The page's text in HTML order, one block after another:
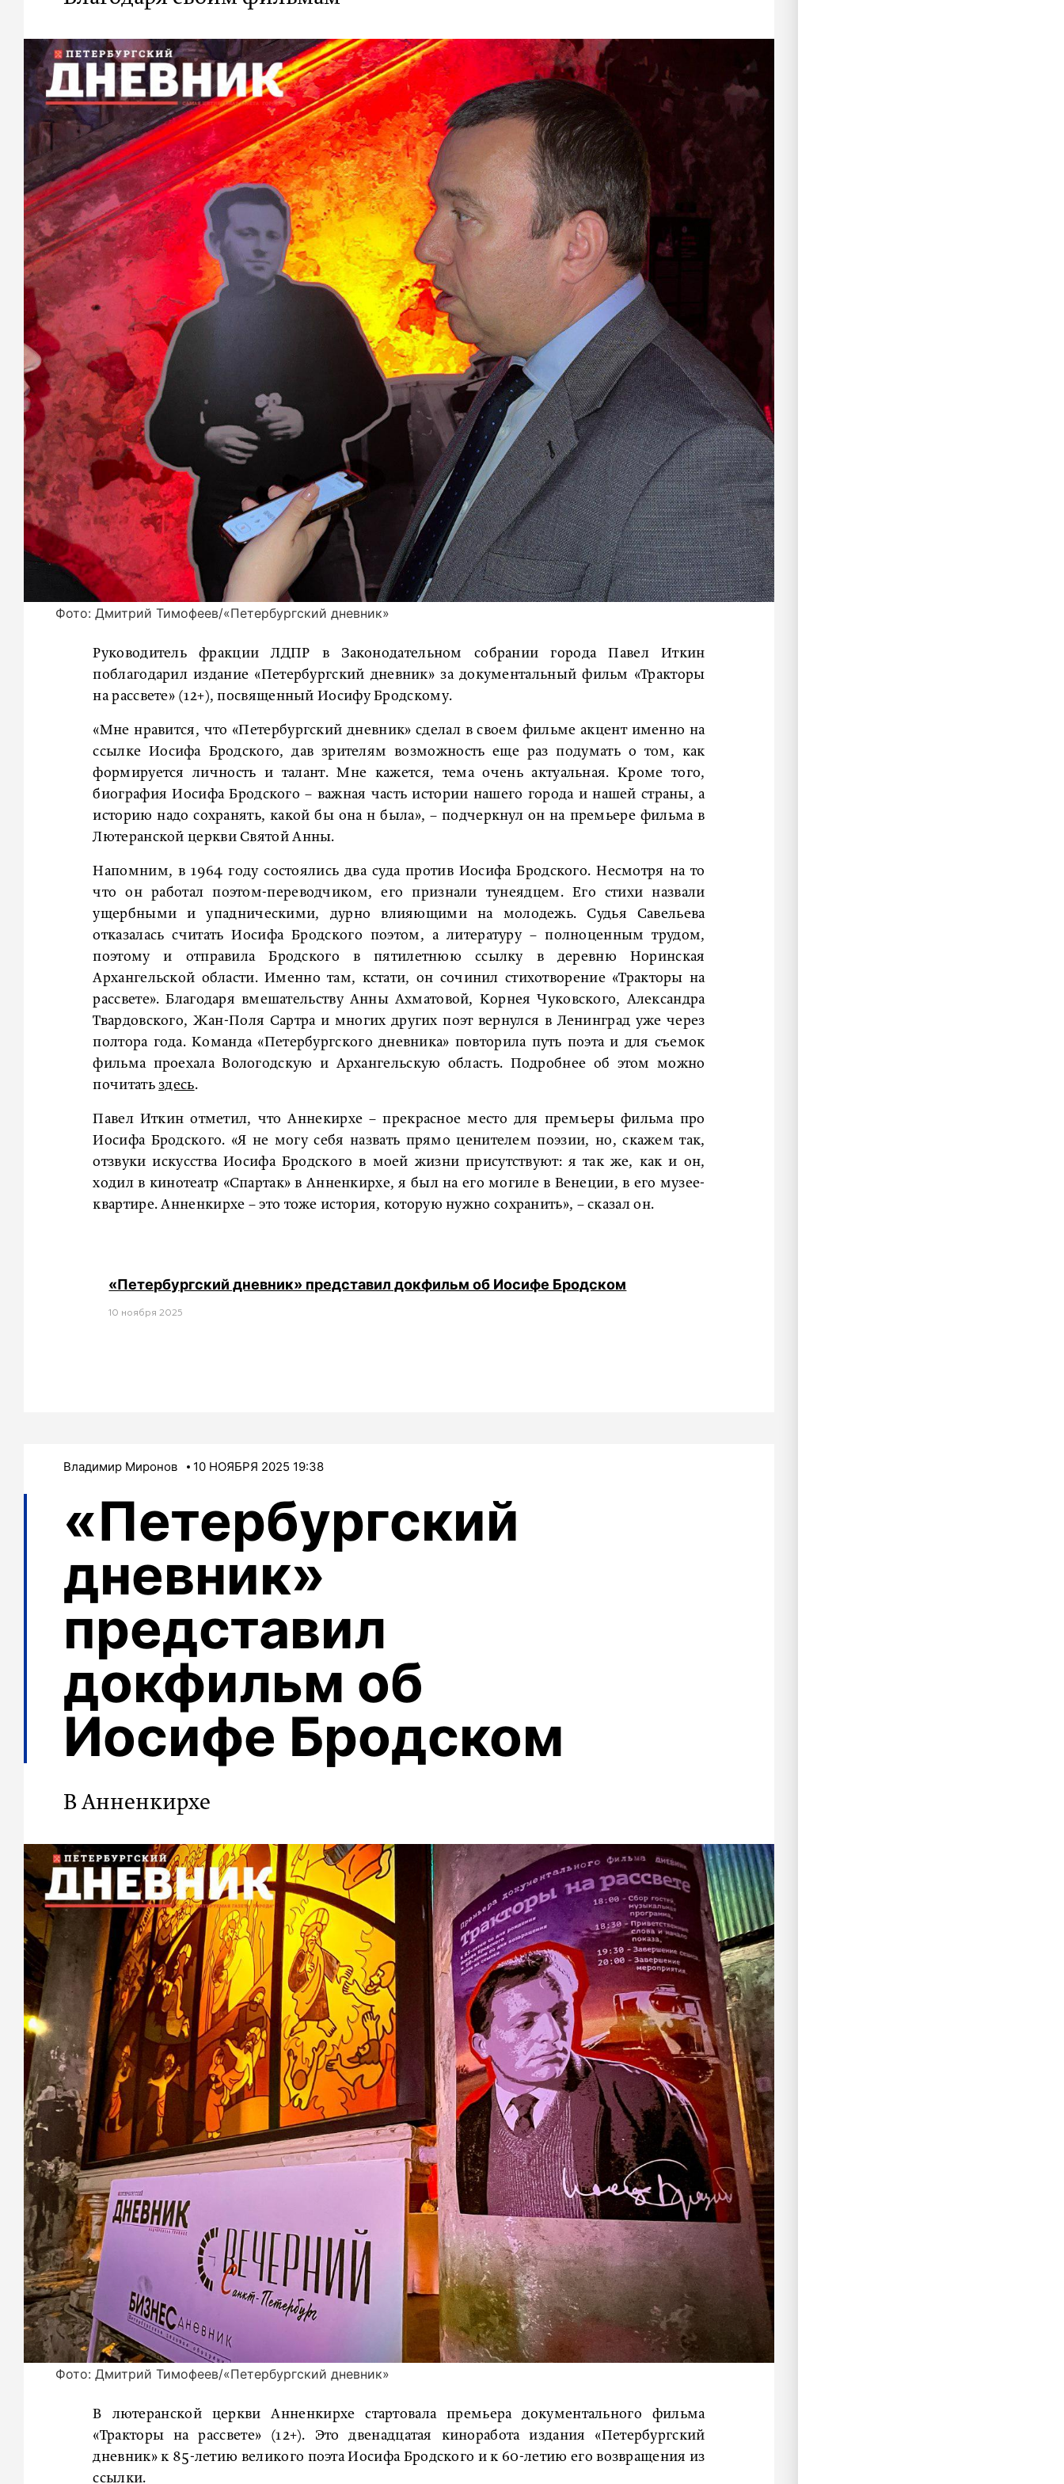
Фото: Дмитрий Тимофеев/«Петербургский дневник»
Руководитель фракции ЛДПР в Законодательном собрании города Павел Иткин
поблагодарил издание «Петербургский дневник» за документальный фильм «Тракторы
на рассвете» (12+), посвященный Иосифу Бродскому.
«Мне нравится, что «Петербургский дневник» сделал в своем фильме акцент именно на
ссылке Иосифа Бродского, дав зрителям возможность еще раз подумать о том, как
формируется личность и талант. Мне кажется, тема очень актуальная. Кроме того,
биография Иосифа Бродского – важная часть истории нашего города и нашей страны, а
историю надо сохранять, какой бы она н была», – подчеркнул он на премьере фильма в
Лютеранской церкви Святой Анны.
Напомним, в 1964 году состоялись два суда против Иосифа Бродского. Несмотря на то
что он работал поэтом-переводчиком, его признали тунеядцем. Его стихи назвали
ущербными и упадническими, дурно влияющими на молодежь. Судья Савельева
отказалась считать Иосифа Бродского поэтом, а литературу – полноценным трудом,
поэтому и отправила Бродского в пятилетнюю ссылку в деревню Норинская
Архангельской области. Именно там, кстати, он сочинил стихотворение «Тракторы на
рассвете». Благодаря вмешательству Анны Ахматовой, Корнея Чуковского, Александра
Твардовского, Жан-Поля Сартра и многих других поэт вернулся в Ленинград уже через
полтора года. Команда «Петербургского дневника» повторила путь поэта и для съемок
фильма проехала Вологодскую и Архангельскую область. Подробнее об этом можно
почитатьздесь.
Павел Иткин отметил, что Аннекирхе – прекрасное место для премьеры фильма про
Иосифа Бродского. «Я не могу себя назвать прямо ценителем поэзии, но, скажем так,
отзвуки искусства Иосифа Бродского в моей жизни присутствуют: я так же, как и он,
ходил в кинотеатр «Спартак» в Анненкирхе, я был на его могиле в Венеции, в его музее-
квартире. Анненкирхе – это тоже история, которую нужно сохранить», – сказал он.
«Петербургский дневник» представил докфильм об Иосифе Бродском
10 ноября 2025
Владимир Миронов 10 НОЯБРЯ 2025 19:38
«Петербургский
дневник»
представил
докфильм об
Иосифе Бродском
В Анненкирхе
Фото: Дмитрий Тимофеев/«Петербургский дневник»
В лютеранской церкви Анненкирхе стартовала премьера документального фильма
«Тракторы на рассвете» (12+). Это двенадцатая киноработа издания «Петербургский
дневник» к 85-летию великого поэта Иосифа Бродского и к 60-летию его возвращения из
ссылки.